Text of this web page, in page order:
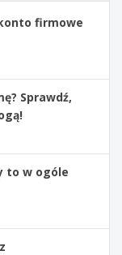
firmowe
Sprawdź,
to w ogóle